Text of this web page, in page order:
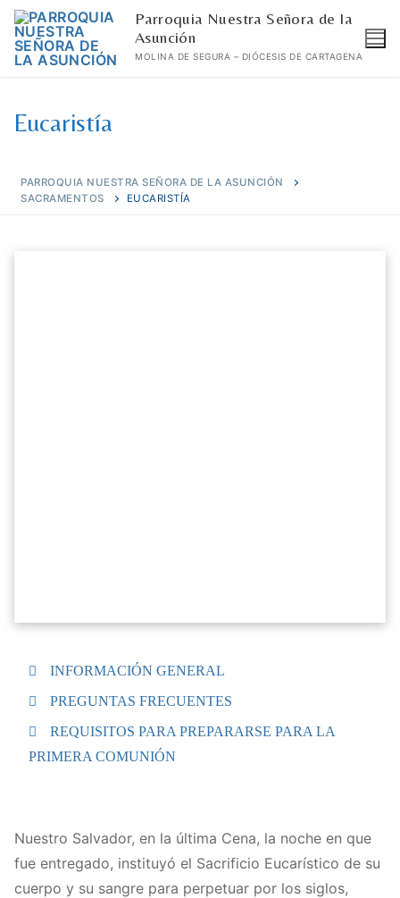
contenido
Parroquia Nuestra Señora de la
Asunción
MOLINA DE SEGURA – DIÓCESIS DE CARTAGENA
Eucaristía
PARROQUIA NUESTRA SEÑORA DE LA ASUNCIÓN
SACRAMENTOS
EUCARISTÍA
INFORMACIÓN GENERAL
PREGUNTAS FRECUENTES
REQUISITOS PARA PREPARARSE PARA LA
PRIMERA COMUNIÓN
Nuestro Salvador, en la última Cena, la noche en que
fue entregado, instituyó el Sacrificio Eucarístico de su
cuerpo y su sangre para perpetuar por los siglos,